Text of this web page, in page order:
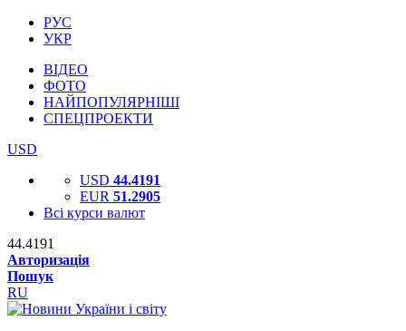
РУС
УКР
ВІДЕО
ФОТО
НАЙПОПУЛЯРНІШІ
СПЕЦПРОЕКТИ
USD
USD 44.4191
EUR 51.2905
Всі курси валют
44.4191
Авторизація
Пошук
RU